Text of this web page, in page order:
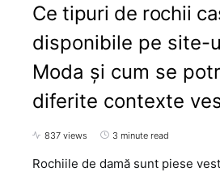
Ce tipuri de rochii
disponibile pe site-
Moda și cum se
diferite contexte
837 views 3 minute read
Rochiile de damă sunt piese